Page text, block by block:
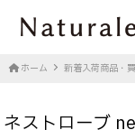
ホーム 新着入荷商品・
ネストローブ